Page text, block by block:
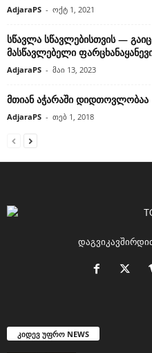
AdjaraPS - ოქტ 1, 2021
სწავლა სწავლებისთვის —
მასწავლებელი
AdjaraPS - მაი 13, 2023
მთიან აჭარაში დიდთოვლობაა
AdjaraPS - თებ 1, 2018
კიდევ უფრო NEWS